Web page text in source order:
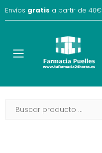
Envíos gratis a partir de 40€
Toggle